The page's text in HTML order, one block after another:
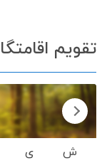
تقویم
ش ی